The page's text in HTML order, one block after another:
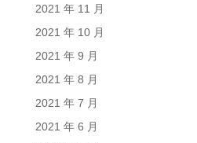
2021 年 11 月
2021 年 10 月
2021 年 9 月
2021 年 8 月
2021 年 7 月
2021 年 6 月